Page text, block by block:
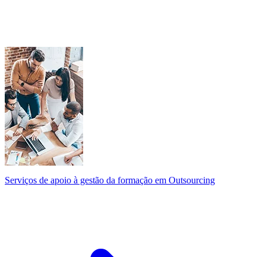
Serviços de apoio à gestão da formação em Outsourcing